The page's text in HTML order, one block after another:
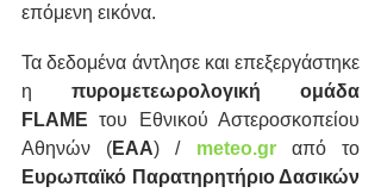
επόμενη εικόνα.
Τα δεδομένα άντλησε και επεξεργάστηκε
η πυρομετεωρολογική ομάδα
FLAME του Εθνικού Αστεροσκοπείου
Αθηνών (ΕΑΑ) / meteo.gr
Ευρωπαϊκό Παρατηρητήριο Δασικών